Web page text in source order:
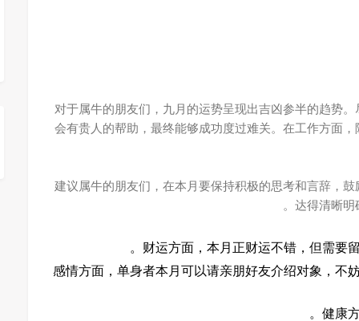
对于属牛的朋友们，九月的运势呈现出吉凶参半的趋势
会有贵人的帮助，最终能够成功度过难关。在工作方面
建议属牛的朋友们，在本月要保持积极的思考和言辞，
达得清晰明
财运方面，本月正财运不错，但需要
感情方面，单身者本月可以请亲朋好友介绍对象，不
健康